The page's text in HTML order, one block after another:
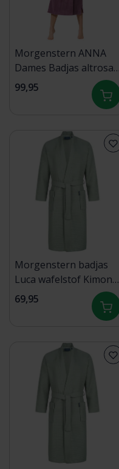
Morgenstern ANNA
Dames Badjas altrosa
M
99,95
Morgenstern badjas
Luca wafelstof Kimono
120cm Olijf S
69,95